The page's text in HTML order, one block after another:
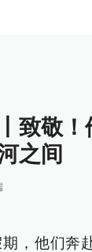
致敬！
之间
，他们奔